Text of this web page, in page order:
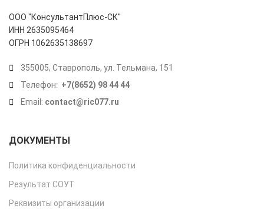
ООО "КонсультантПлюс-СК"
ИНН 2635095464
ОГРН 1062635138697
355005, Ставрополь, ул. Тельмана, 151
Телефон: +7(8652) 98 44 44
Email: contact@ric077.ru
ДОКУМЕНТЫ
Политика конфиденциальности
Результат СОУТ
Реквизиты организации